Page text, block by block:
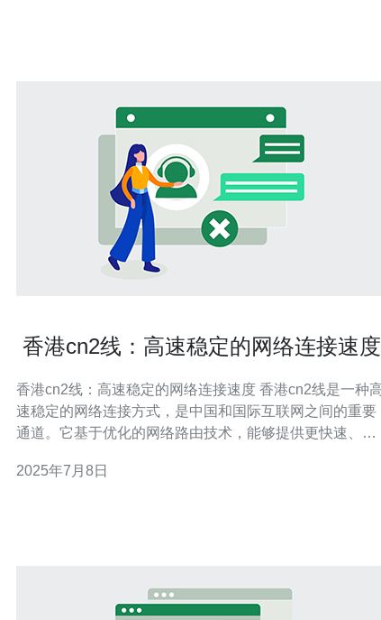
香港cn2线：高速稳定的网络连接速度
香港cn2线：高速稳定的网络连接速度 香港cn2线是一种高
速稳定的网络连接方式，是中国和国际互联网之间的重要
通道。它基于优化的网络路由技术，能够提供更快速、更
线拥有较低的延迟和更高的带宽，相比传统的网络连接方
2025年7月8日